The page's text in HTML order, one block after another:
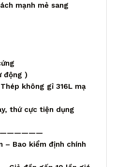
mạnh mẻ sang
động )
không gỉ 316L mạ
thứ cực tiện dụng
– Bao kiểm định chính